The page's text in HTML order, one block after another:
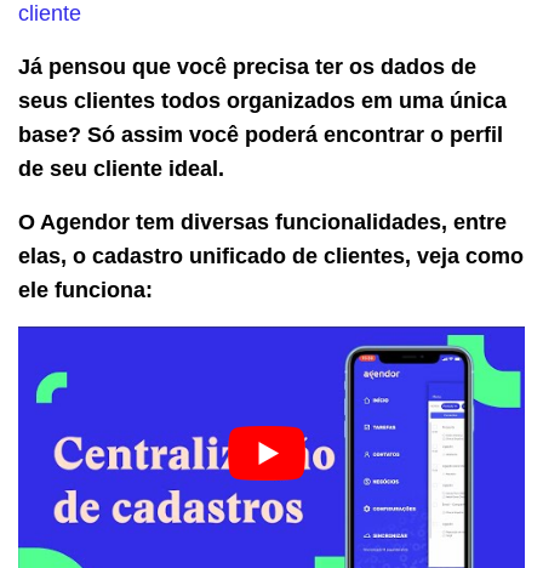
cliente
Já pensou que você precisa ter os dados de
seus clientes todos organizados em uma única
base? Só assim você poderá encontrar o perfil
de seu cliente ideal.
O Agendor tem diversas funcionalidades, entre
elas, o cadastro unificado de clientes, veja como
ele funciona: